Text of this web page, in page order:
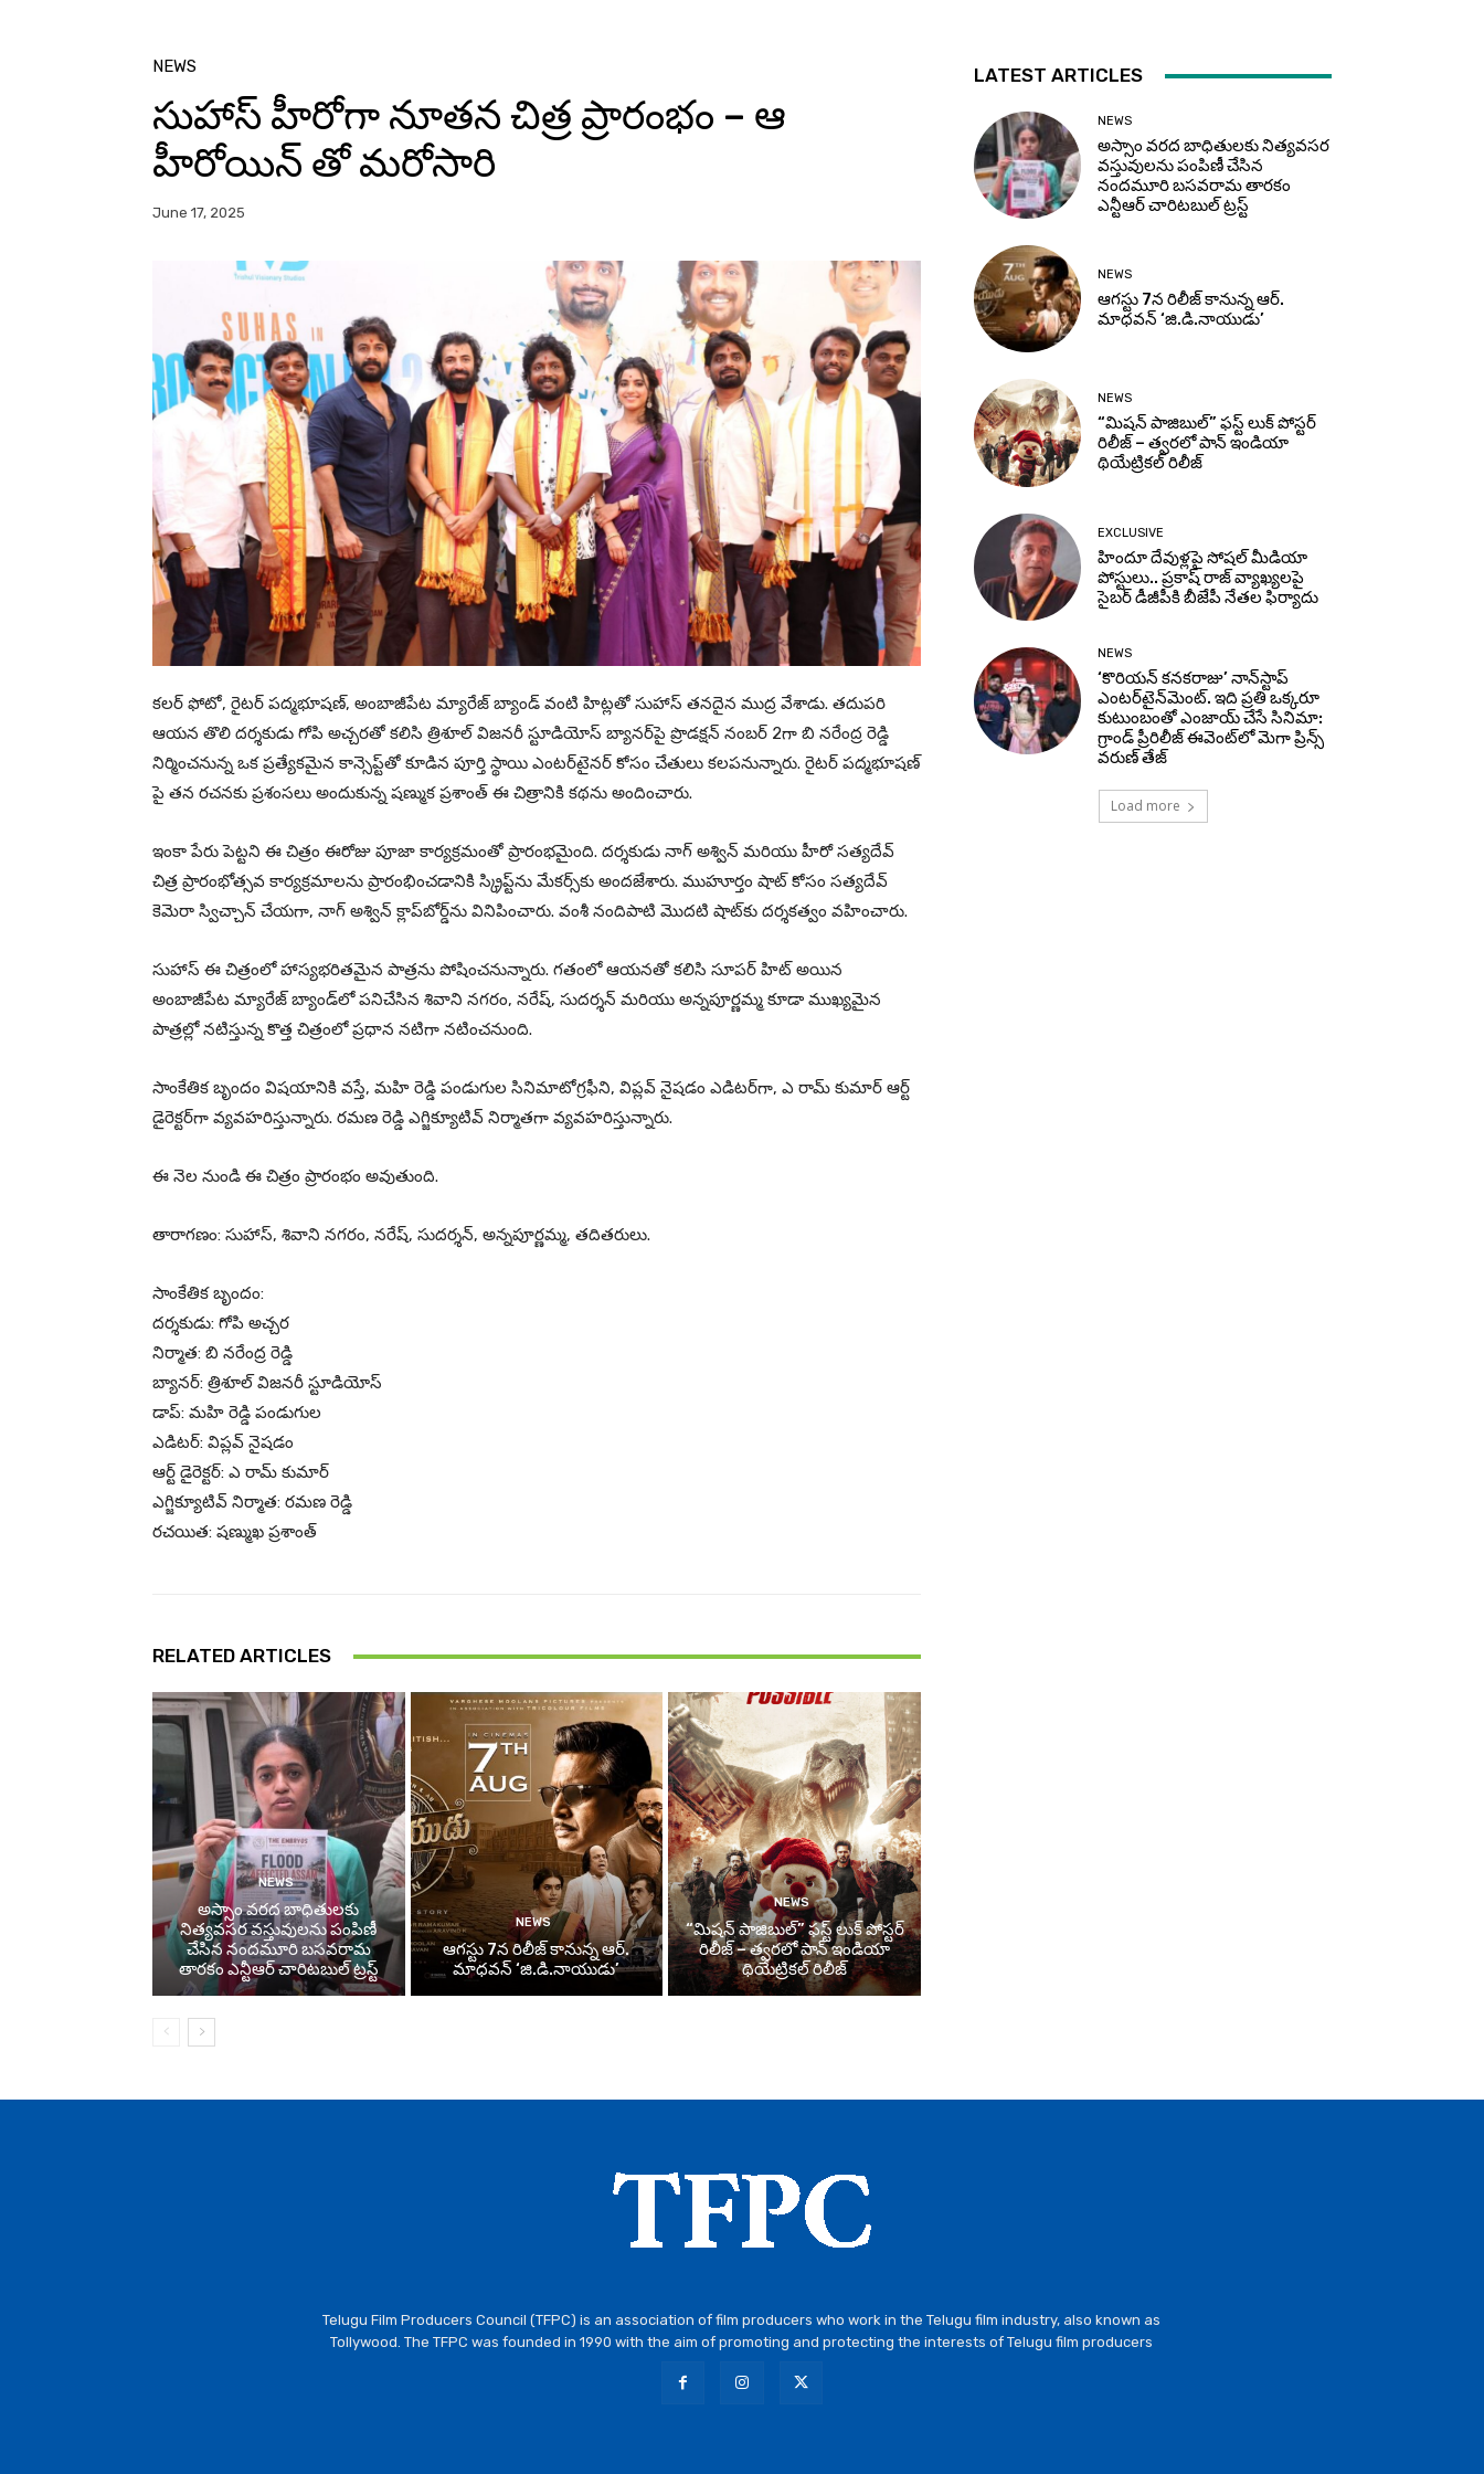
NEWS
సుహాస్ హీరోగా నూతన చిత్ర ప్రారంభం – ఆ
హీరోయిన్ తో మరోసారి
June 17, 2025
కలర్ ఫోటో, రైటర్ పద్మభూషణ్, అంబాజీపేట మ్యారేజ్ బ్యాండ్ వంటి హిట్లతో సుహాస్ తనదైన ముద్ర వేశాడు. తదుపరి
ఆయన తొలి దర్శకుడు గోపి అచ్చరతో కలిసి త్రిశూల్ విజనరీ స్టూడియోస్ బ్యానర్‌పై ప్రొడక్షన్ నంబర్ 2గా బి నరేంద్ర రెడ్డి
నిర్మించనున్న ఒక ప్రత్యేకమైన కాన్సెప్ట్‌తో కూడిన పూర్తి స్థాయి ఎంటర్‌టైనర్ కోసం చేతులు కలపనున్నారు. రైటర్ పద్మభూషణ్
పై తన రచనకు ప్రశంసలు అందుకున్న షణ్ముక ప్రశాంత్ ఈ చిత్రానికి కథను అందించారు.
ఇంకా పేరు పెట్టని ఈ చిత్రం ఈరోజు పూజా కార్యక్రమంతో ప్రారంభమైంది. దర్శకుడు నాగ్ అశ్విన్ మరియు హీరో సత్యదేవ్
చిత్ర ప్రారంభోత్సవ కార్యక్రమాలను ప్రారంభించడానికి స్క్రిప్ట్‌ను మేకర్స్‌కు అందజేశారు. ముహూర్తం షాట్ కోసం సత్యదేవ్
కెమెరా స్విచ్చాన్ చేయగా, నాగ్ అశ్విన్ క్లాప్‌బోర్డ్‌ను వినిపించారు. వంశీ నందిపాటి మొదటి షాట్‌కు దర్శకత్వం వహించారు.
సుహాస్ ఈ చిత్రంలో హాస్యభరితమైన పాత్రను పోషించనున్నారు. గతంలో ఆయనతో కలిసి సూపర్ హిట్ అయిన
అంబాజీపేట మ్యారేజ్ బ్యాండ్‌లో పనిచేసిన శివాని నగరం, నరేష్, సుదర్శన్ మరియు అన్నపూర్ణమ్మ కూడా ముఖ్యమైన
పాత్రల్లో నటిస్తున్న కొత్త చిత్రంలో ప్రధాన నటిగా నటించనుంది.
సాంకేతిక బృందం విషయానికి వస్తే, మహి రెడ్డి పండుగుల సినిమాటోగ్రఫీని, విప్లవ్ నైషడం ఎడిటర్‌గా, ఎ రామ్ కుమార్ ఆర్ట్
డైరెక్టర్‌గా వ్యవహరిస్తున్నారు. రమణ రెడ్డి ఎగ్జిక్యూటివ్ నిర్మాతగా వ్యవహరిస్తున్నారు.
ఈ నెల నుండి ఈ చిత్రం ప్రారంభం అవుతుంది.
తారాగణం: సుహాస్, శివాని నగరం, నరేష్, సుదర్శన్, అన్నపూర్ణమ్మ, తదితరులు.
సాంకేతిక బృందం:
దర్శకుడు: గోపి అచ్చర
నిర్మాత: బి నరేంద్ర రెడ్డి
బ్యానర్: త్రిశూల్ విజనరీ స్టూడియోస్
డాప్: మహి రెడ్డి పండుగుల
ఎడిటర్: విప్లవ్ నైషడం
ఆర్ట్ డైరెక్టర్: ఎ రామ్ కుమార్
ఎగ్జిక్యూటివ్ నిర్మాత: రమణ రెడ్డి
రచయిత: షణ్ముఖ ప్రశాంత్
RELATED ARTICLES
NEWS
అస్సాం వరద బాధితులకు
నిత్యవసర వస్తువులను పంపిణీ
చేసిన నందమూరి బసవరామ
తారకం ఎన్టీఆర్ చారిటబుల్ ట్రస్ట్
NEWS
ఆగస్టు 7న రిలీజ్ కానున్న ఆర్‌.
మాధవన్‌ ‘జి.డి.నాయుడు’
NEWS
“మిషన్ పాజిబుల్” ఫస్ట్ లుక్ పోస్టర్
రిలీజ్ – త్వరలో పాన్ ఇండియా
థియేట్రికల్ రిలీజ్
LATEST ARTICLES
NEWS
అస్సాం వరద బాధితులకు నిత్యవసర
వస్తువులను పంపిణీ చేసిన
నందమూరి బసవరామ తారకం
ఎన్టీఆర్ చారిటబుల్ ట్రస్ట్
NEWS
ఆగస్టు 7న రిలీజ్ కానున్న ఆర్‌.
మాధవన్‌ ‘జి.డి.నాయుడు’
NEWS
“మిషన్ పాజిబుల్” ఫస్ట్ లుక్ పోస్టర్
రిలీజ్ – త్వరలో పాన్ ఇండియా
థియేట్రికల్ రిలీజ్
EXCLUSIVE
హిందూ దేవుళ్లపై సోషల్ మీడియా
పోస్టులు.. ప్రకాష్ రాజ్ వ్యాఖ్యలపై
సైబర్ డీజీపీకి బీజేపీ నేతల ఫిర్యాదు
NEWS
‘కొరియన్ కనకరాజు’ నాన్‌స్టాప్
ఎంటర్‌టైన్‌మెంట్. ఇది ప్రతి ఒక్కరూ
కుటుంబంతో ఎంజాయ్ చేసే సినిమా:
గ్రాండ్ ప్రీరిలీజ్ ఈవెంట్‌లో మెగా ప్రిన్స్
వరుణ్ తేజ్
Load more
Telugu Film Producers Council (TFPC) is an association of film producers who work in the Telugu film industry, also known as
Tollywood. The TFPC was founded in 1990 with the aim of promoting and protecting the interests of Telugu film producers